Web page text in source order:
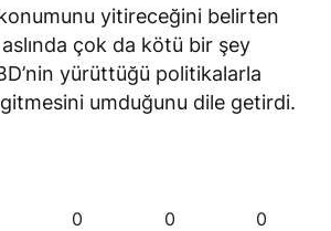
yitireceğini belirten
çok da kötü bir şey
yürüttüğü politikalarla
umduğunu dile getirdi.
0 0 0